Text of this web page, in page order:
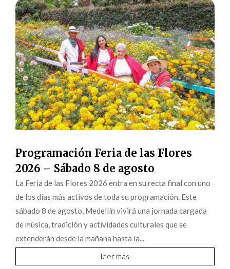
Programación Feria de las Flores
2026 – Sábado 8 de agosto
La Feria de las Flores 2026 entra en su recta final con uno
de los días más activos de toda su programación. Este
sábado 8 de agosto, Medellín vivirá una jornada cargada
de música, tradición y actividades culturales que se
extenderán desde la mañana hasta la...
leer más